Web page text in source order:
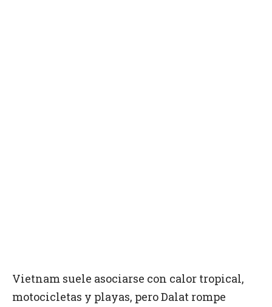
Vietnam suele asociarse con calor tropical,
motocicletas y playas, pero Dalat rompe